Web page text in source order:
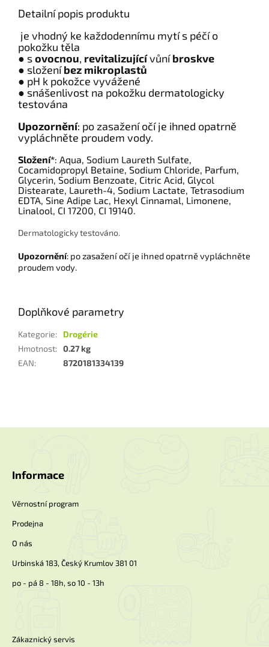
Detailní popis produktu
je vhodný ke každodennímu mytí s péčí o
pokožku těla
● sovocnou, revitalizujícívůníbroskve
● složeníbez mikroplastů
● pH k pokožce vyvážené
● snášenlivost na pokožku dermatologicky
testována
Upozornění: po zasažení očí je ihned opatrně
vypláchněte proudem vody.
Složení*: Aqua, Sodium Laureth Sulfate,
Cocamidopropyl Betaine, Sodium Chloride, Parfum,
Glycerin, Sodium Benzoate, Citric Acid, Glycol
Distearate, Laureth-4, Sodium Lactate, Tetrasodium
EDTA, Sine Adipe Lac, Hexyl Cinnamal, Limonene,
Linalool, CI 17200, CI 19140.
Dermatologicky testováno.
Upozornění: po zasažení očí je ihned opatrně vypláchněte
proudem vody.
Doplňkové parametry
Kategorie:
Drogérie
Hmotnost: 0.27 kg
EAN: 8720181334139
Informace
Věrnostní program
Prodejna
O nás
Urbinská 183, Český Krumlov 381 01
po - pá 8 - 18h, so 10 - 13h
Zákaznický servis